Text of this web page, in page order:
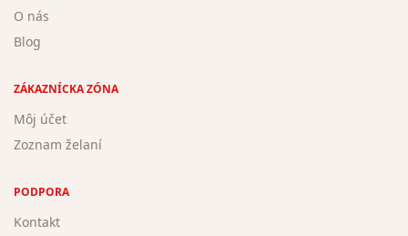
O nás
Blog
ZÁKAZNÍCKA ZÓNA
Môj účet
Zoznam želaní
PODPORA
Kontakt